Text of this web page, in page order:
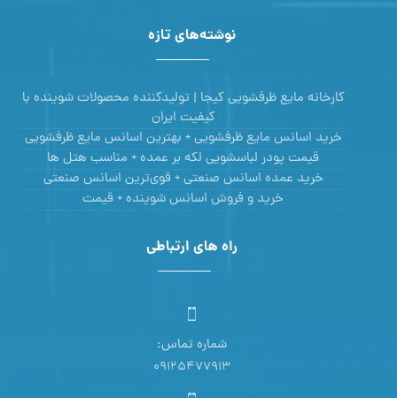
نوشته‌های تازه
کارخانه مایع ظرفشویی کیجا | تولیدکننده محصولات شوینده با
کیفیت ایران
خرید اسانس مایع ظرفشویی + بهترین اسانس مایع ظرفشویی
قیمت پودر لباسشویی لکه بر عمده + مناسب هتل ها
خرید عمده اسانس صنعتی + قوی‌ترین اسانس‌ صنعتی
خرید و فروش اسانس شوینده + قیمت
راه های ارتباطی
شماره تماس:
09125477913